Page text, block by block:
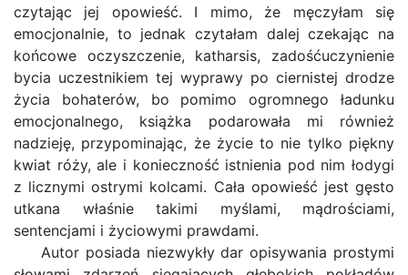
czytając jej opowieść. I mimo, że męczyłam się
emocjonalnie, to jednak czytałam dalej czekając na
końcowe oczyszczenie, katharsis, zadośćuczynienie
bycia uczestnikiem tej wyprawy po ciernistej drodze
życia bohaterów, bo pomimo ogromnego ładunku
emocjonalnego, książka podarowała mi również
nadzieję, przypominając, że życie to nie tylko piękny
kwiat róży, ale i konieczność istnienia pod nim łodygi
z licznymi ostrymi kolcami. Cała opowieść jest gęsto
utkana właśnie takimi myślami, mądrościami,
sentencjami i życiowymi prawdami.
Autor posiada niezwykły dar opisywania prostymi